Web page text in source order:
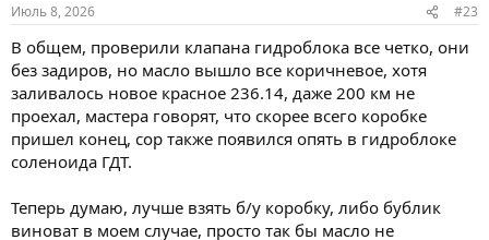
Июль 8, 2026 #23
В общем, проверили клапана гидроблока все четко, они
без задиров, но масло вышло все коричневое, хотя
заливалось новое красное 236.14, даже 200 км не
проехал, мастера говорят, что скорее всего коробке
пришел конец, сор также появился опять в гидроблоке
соленоида ГДТ.
Теперь думаю, лучше взять б/у коробку, либо бублик
виноват в моем случае, просто так бы масло не